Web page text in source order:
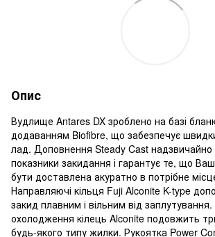
Опис
Вудлище Antares DX зроблено на базі
додаванням Biofibre, що забезпечує
лад. Доповнення Steady Cast
показники закидання і гарантує те, що
бути доставлена акуратно в потрібне
Направляючі кільця Fuji Alconite K-type
закид плавним і вільним від
охолодження кілець Alconite подовжить
будь-якого типу жилки. Рукоятка Power